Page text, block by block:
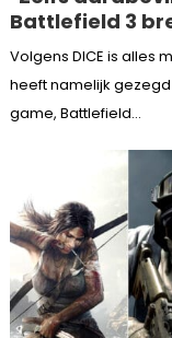
Battlefield 3
Volgens DICE is alles
heeft namelijk
game, Battlefield...